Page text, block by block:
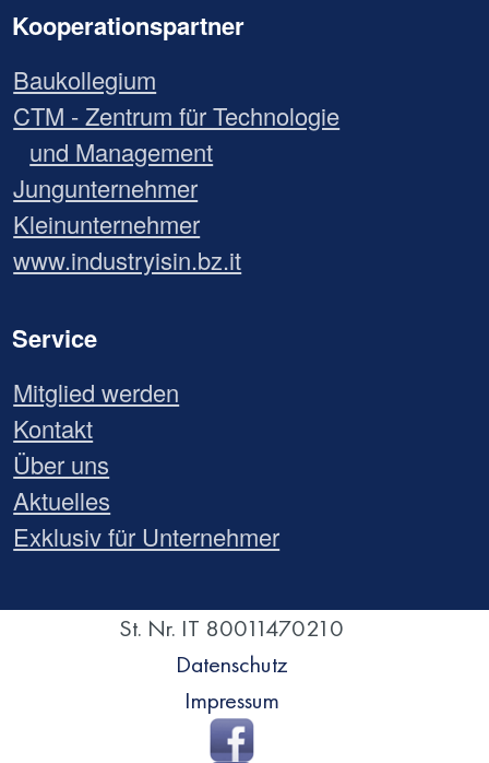
Kooperationspartner
Baukollegium
CTM - Zentrum für Technologie
und Management
Jungunternehmer
Kleinunternehmer
www.industryisin.bz.it
Service
Mitglied werden
Kontakt
Über uns
Aktuelles
Exklusiv für Unternehmer
St. Nr. IT 80011470210
Datenschutz
Impressum